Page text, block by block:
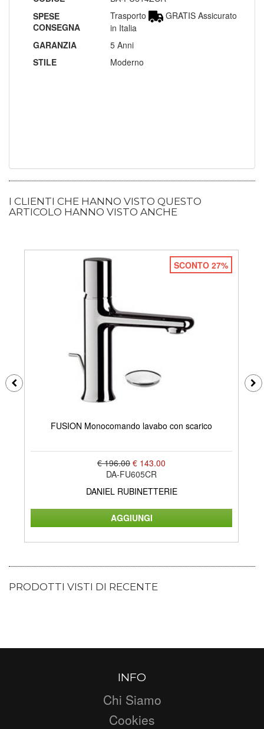
SPESE
CONSEGNA
Trasporto
GRATIS Assicurato
in Italia
GARANZIA
5 Anni
STILE
Moderno
I CLIENTI CHE HANNO VISTO QUESTO
ARTICOLO HANNO VISTO ANCHE
SCONTO 27%
FUSION Monocomando lavabo con scarico
€ 196.00 € 143.00
DA-FU605CR
DANIEL RUBINETTERIE
PRODOTTI VISTI DI RECENTE
INFO
Chi Siamo
Cookies